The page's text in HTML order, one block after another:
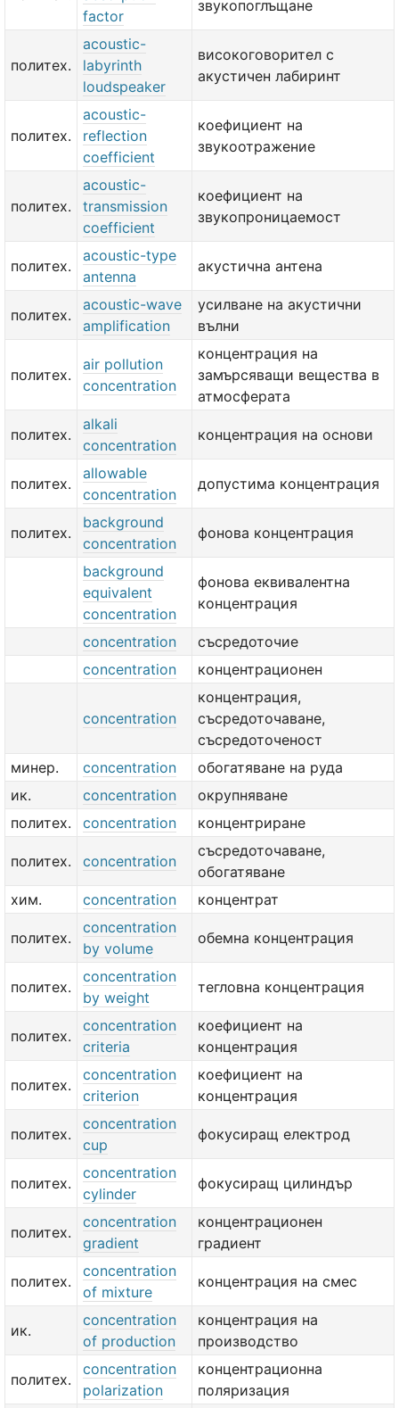
factor
звукопоглъщане
политех.
acoustic-
labyrinth
loudspeaker
високоговорител с
акустичен лабиринт
политех.
acoustic-
reflection
coefficient
коефициент на
звукоотражение
политех.
acoustic-
transmission
coefficient
коефициент на
звукопроницаемост
политех.
acoustic-type
antenna
акустична антена
политех.
acoustic-wave
amplification
усилване на акустични
вълни
политех.
air pollution
concentration
концентрация на
замърсяващи вещества в
атмосферата
политех.
alkali
concentration
концентрация на основи
политех.
allowable
concentration
допустима концентрация
политех.
background
concentration
фонова концентрация
background
equivalent
concentration
фонова еквивалентна
концентрация
concentration
съсредоточие
concentration
концентрационен
concentration
концентрация,
съсредоточаване,
съсредоточеност
минер.
concentration
обогатяване на руда
ик.
concentration
окрупняване
политех.
concentration концентриране
политех. concentration
съсредоточаване,
обогатяване
хим.
concentration концентрат
политех.
concentration
by volume
обемна концентрация
политех.
concentration
by weight
тегловна концентрация
политех.
concentration
criteria
коефициент на
концентрация
политех.
concentration
criterion
коефициент на
концентрация
политех.
concentration
cup
фокусиращ електрод
политех.
concentration
cylinder
фокусиращ цилиндър
политех.
concentration
gradient
концентрационен
градиент
политех.
concentration
of mixture
концентрация на смес
ик.
concentration
of production
концентрация на
производство
политех.
concentration
polarization
концентрационна
поляризация